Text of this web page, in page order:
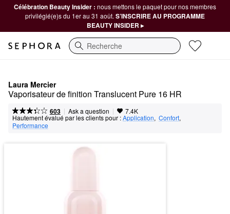
Célébration Beauty Insider : nous mettons le paquet pour nos membres
privilégié(e)s du 1er au 31 août. S’INSCRIRE AU PROGRAMME
BEAUTY INSIDER ▸
Recherche
Laura Mercier
Vaporisateur de finition Translucent Pure 16 HR
603 | Ask a question | 7.4K
Hautement évalué par les clients pour :Application, Confort,
Performance